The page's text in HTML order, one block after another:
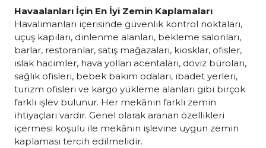
Havaalanları İçin En İyi Zemin Kaplamaları
Havalimanları içerisinde güvenlik kontrol noktaları,
uçuş kapıları, dinlenme alanları, bekleme salonları,
barlar, restoranlar, satış mağazaları, kiosklar, ofisler,
ıslak hacimler, hava yolları acentaları, döviz büroları,
sağlık ofisleri, bebek bakım odaları, ibadet yerleri,
turizm ofisleri ve kargo yükleme alanları gibi birçok
farklı işlev bulunur. Her mekânın farklı zemin
ihtiyaçları vardır. Genel olarak aranan özellikleri
içermesi koşulu ile mekânın işlevine uygun zemin
kaplaması tercih edilmelidir.